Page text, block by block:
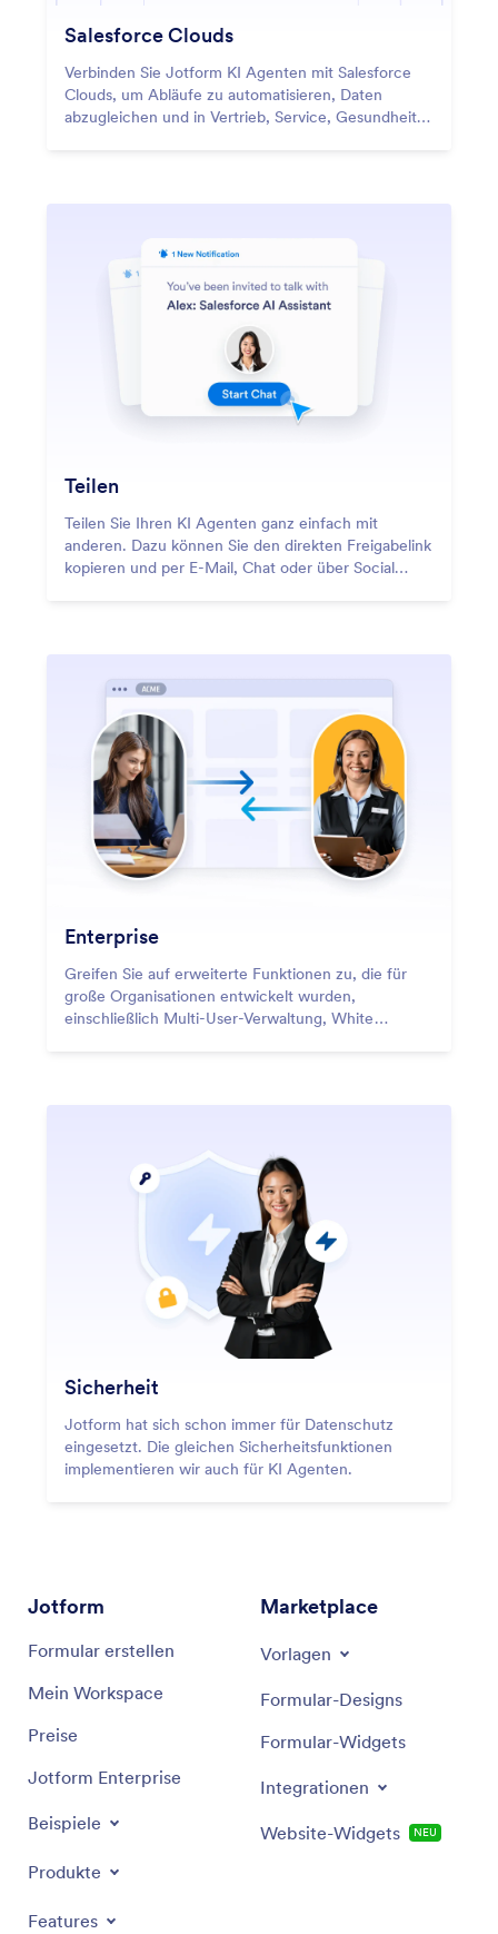
Salesforce Clouds
Verbinden Sie Jotform KI Agenten mit Salesforce
Clouds, um Abläufe zu automatisieren, Daten
abzugleichen und in Vertrieb, Service, Gesundheit
Teilen
Teilen Sie Ihren KI Agenten ganz einfach mit
anderen. Dazu können Sie den direkten Freigabelink
kopieren und per E-Mail, Chat oder über Social
Enterprise
Greifen Sie auf erweiterte Funktionen zu, die für
große Organisationen entwickelt wurden,
einschließlich Multi-User-Verwaltung, White
Sicherheit
Jotform hat sich schon immer für Datenschutz
eingesetzt. Die gleichen Sicherheitsfunktionen
implementieren wir auch für KI Agenten.
Jotform
Formular erstellen
Mein Workspace
Preise
Jotform Enterprise
Beispiele
Produkte
Features
Marketplace
Vorlagen
Formular-Designs
Formular-Widgets
Integrationen
Website-Widgets NEU